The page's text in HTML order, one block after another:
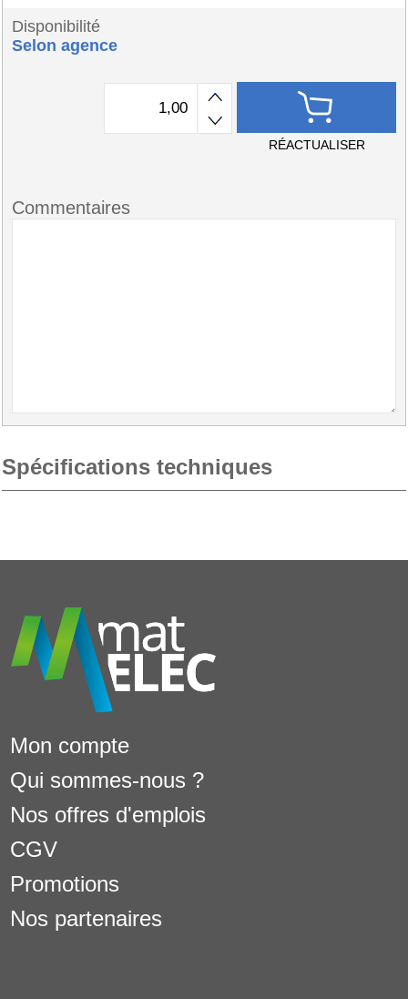
Disponibilité
Selon agence
RÉACTUALISER
Commentaires
Spécifications techniques
Mon compte
Qui sommes-nous ?
Nos offres d'emplois
CGV
Promotions
Nos partenaires